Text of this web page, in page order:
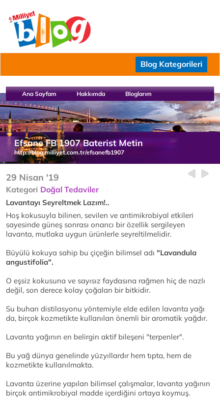
Blog Kategorileri
Ana Sayfam Hakkımda Bloglarım
Efsane FB 1907 Baterist Metin
http://blog.milliyet.com.tr/efsanefb1907
29 Nisan '19
Kategori Doğal Tedaviler
Lavantayı Seyreltmek Lazım!..
Hoş kokusuyla bilinen, sevilen ve antimikrobiyal etkileri
sayesinde güneş sonrası onarıcı bir özellik sergileyen
lavanta, mutlaka uygun ürünlerle seyreltilmelidir.
Büyülü kokuya sahip bu çiçeğin bilimsel adı "Lavandula
angustifolia".
O eşsiz kokusuna ve sayısız faydasına rağmen hiç de nazlı
değil, son derece kolay çoğalan bir bitkidir.
Su buharı distilasyonu yöntemiyle elde edilen lavanta yağı
da, birçok kozmetikte kullanılan önemli bir aromatik yağdır.
Lavanta yağının en belirgin aktif bileşeni "terpenler".
Bu yağ dünya genelinde yüzyıllardır hem tıpta, hem de
kozmetikte kullanılmakta.
Lavanta üzerine yapılan bilimsel çalışmalar, lavanta yağının
birçok antimikrobiyal madde içerdiğini ortaya koymuş.